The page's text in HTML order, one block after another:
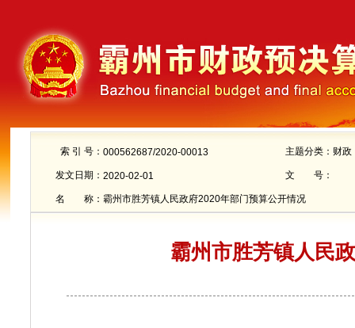
索 引 号： 000562687/2020-00013 主题分类： 财政
发文日期： 2020-02-01 文 号：
名 称： 霸州市胜芳镇人民政府2020年部门预算公开情况
霸州市胜芳镇人民